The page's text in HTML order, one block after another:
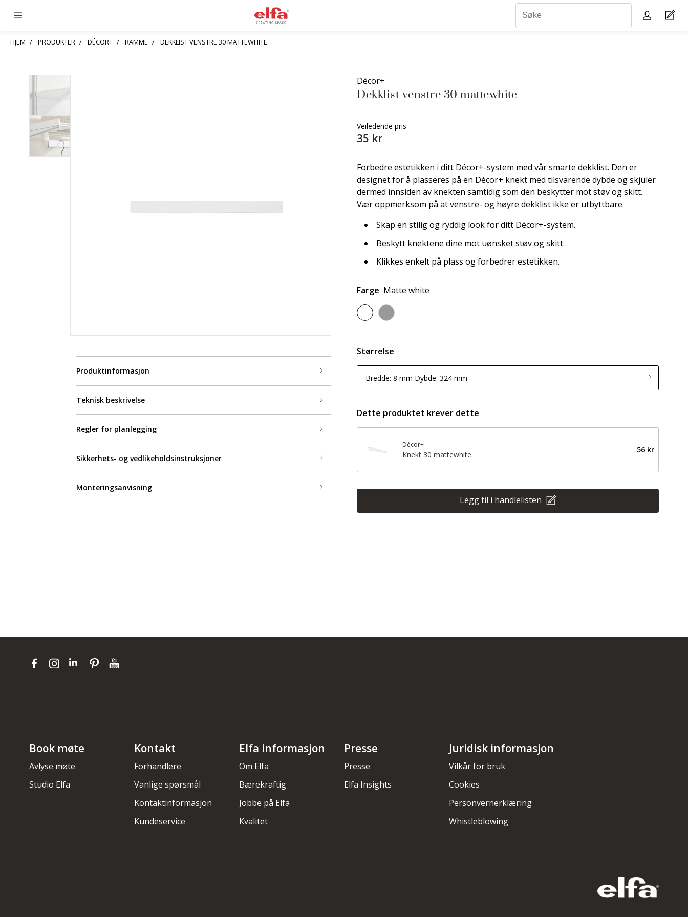
HJEM PRODUKTER DÉCOR+ RAMME DEKKLIST VENSTRE 30 MATTEWHITE
Produktinformasjon
Teknisk beskrivelse
Regler for planlegging
Sikkerhets- og vedlikeholdsinstruksjoner
Monteringsanvisning
Décor+
Dekklist venstre 30 mattewhite
Veiledende pris
35 kr
Forbedre estetikken i ditt Décor+-system med vår smarte dekklist. Den er
designet for å plasseres på en Décor+ knekt med tilsvarende dybde og skjuler
dermed innsiden av knekten samtidig som den beskytter mot støv og skitt.
Vær oppmerksom på at venstre- og høyre dekklist ikke er utbyttbare.
Skap en stilig og ryddig look for ditt Décor+-system.
Beskytt knektene dine mot uønsket støv og skitt.
Klikkes enkelt på plass og forbedrer estetikken.
Farge Matte white
Størrelse
Bredde: 8 mm Dybde: 324 mm
Dette produktet krever dette
Décor+
Knekt 30 mattewhite
56 kr
Legg til i handlelisten
Book møte
Avlyse møte
Studio Elfa
Kontakt
Forhandlere
Vanlige spørsmål
Kontaktinformasjon
Kundeservice
Elfa informasjon
Om Elfa
Bærekraftig
Jobbe på Elfa
Kvalitet
Presse
Presse
Elfa Insights
Juridisk informasjon
Vilkår for bruk
Cookies
Personvernerklæring
Whistleblowing